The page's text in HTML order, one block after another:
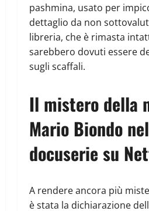
pashmina, usato per
dettaglio da non
libreria, che è rimasta
sarebbero dovuti essere
sugli scaffali.
Il mistero della
Mario Biondo
docuserie su
A rendere ancora più
è stata la dichiarazione